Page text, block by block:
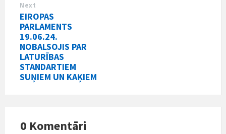
Next
EIROPAS
PARLAMENTS
19.06.24.
NOBALSOJIS PAR
LATURĪBAS
STANDARTIEM
SUŅIEM UN KAĶIEM
0 Komentāri